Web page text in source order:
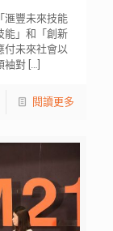
滙豐未來技能
能」和「創新
付未來社會以
袖對[…]
閱讀更多